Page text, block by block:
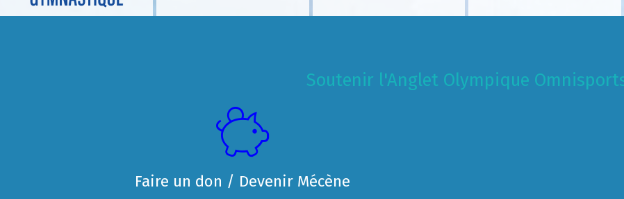
Soutenir l'Anglet Olympique
Faire un don / Devenir Mécène